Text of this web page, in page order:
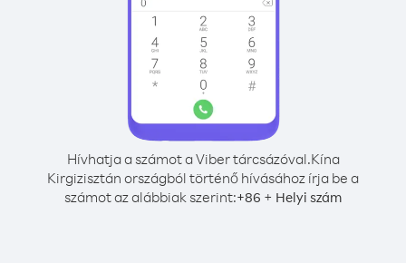
Hívhatja a számot a Viber tárcsázóval.Kína
Kirgizisztán országból történő hívásához írja be a
számot az alábbiak szerint:+86 + Helyi szám